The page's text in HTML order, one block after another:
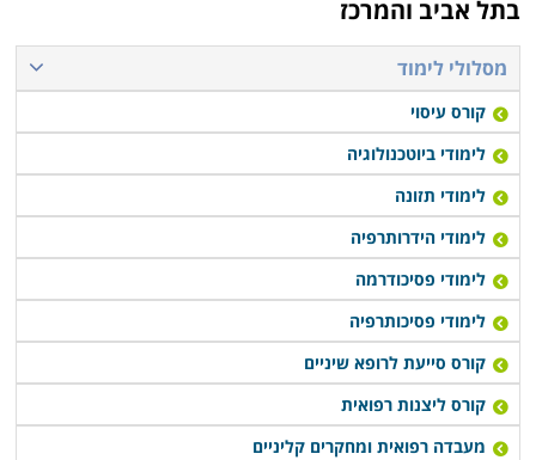
בתל אביב והמרכז
מסלולי לימוד
קורס עיסוי
לימודי ביוטכנולוגיה
לימודי תזונה
לימודי הידרותרפיה
לימודי פסיכודרמה
לימודי פסיכותרפיה
קורס סייעת לרופא שיניים
קורס ליצנות רפואית
מעבדה רפואית ומחקרים קליניים